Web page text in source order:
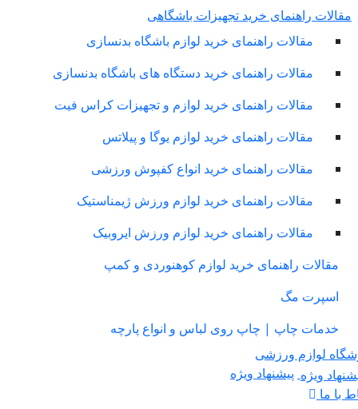
راهنمای خرید تجهیزات باشگاهی
مقالات راهنمای خرید لوازم باشگاه بدنسازی
مقالات راهنمای خرید دستگاه های باشگاه بدنسازی
مقالات راهنمای خرید لوازم و تجهیزات کراس فیت
مقالات راهنمای خرید لوازم یوگا و پیلاتس
مقالات راهنمای خرید انواع کفپوش ورزشی
مقالات راهنمای خرید لوازم ورزش ژیمناستیک
مقالات راهنمای خرید لوازم ورزش ایروبیک
مقالات راهنمای خرید لوازم کوهنوردی و کمپ
اسپرت مگ
خدمات چاپ | چاپ روی لباس و انواع پارچه
لوازم ورزشی
پیشنهاد ویژه
ما